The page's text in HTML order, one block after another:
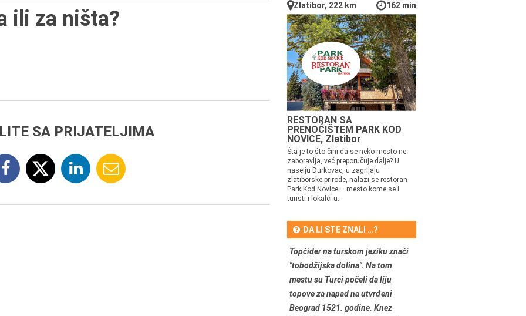
ili za ništa?
SA PRIJATELJIMA
Zlatibor, 222 km 162 min
RESTORAN SA
PRENOĆIŠTEM PARK KOD
NOVICE, Zlatibor
Šta je to što čini da se neko mesto ne
zaboravlja, već preporučuje dalje? U
naselju Đurkovac, u zagrljaju
zlatiborske prirode, nalazi se restoran
Park Kod Novice – mesto kome se i
turisti i lokalci u...
DA LI STE ZNALI …?
Topčider na turskom jeziku znači
"tobodžijska dolina". Na tom
mestu su Turci počeli da liju
topove za napad na utvrđeni
Beograd 1521. godine. Knez